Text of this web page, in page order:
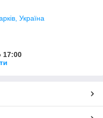
Україна
17:00